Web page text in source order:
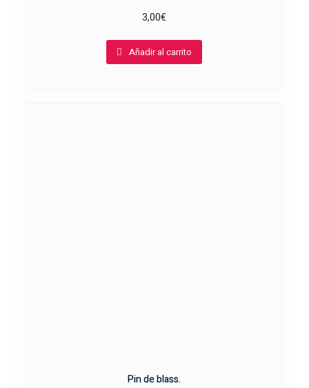
3,00€
Añadir al carrito
Pin de blass.